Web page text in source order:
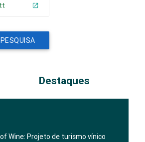
Destaques
of Wine: Projeto de turismo vínico